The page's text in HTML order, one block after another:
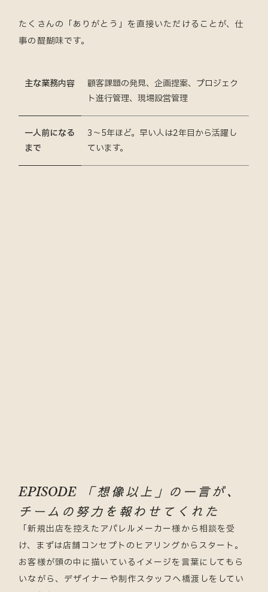
たくさんの「ありがとう」を直接いただけることが、仕
事の醍醐味です。
主な業務内容
顧客課題の発見、企画提案、プロジェク
ト進行管理、現場設営管理
一人前になる
まで
3〜5年ほど。早い人は2年目から活躍し
ています。
EPISODE
「想像以上」の一言が、
チームの努力を報わせてくれた
「新規出店を控えたアパレルメーカー様から相談を受
け、まずは店舗コンセプトのヒアリングからスタート。
お客様が頭の中に描いているイメージを言葉にしてもら
いながら、デザイナーや制作スタッフへ橋渡しをしてい